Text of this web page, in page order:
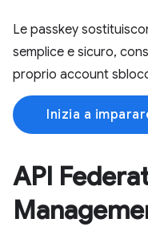
Le passkey
semplice e sicuro,
proprio account
Inizia a
API